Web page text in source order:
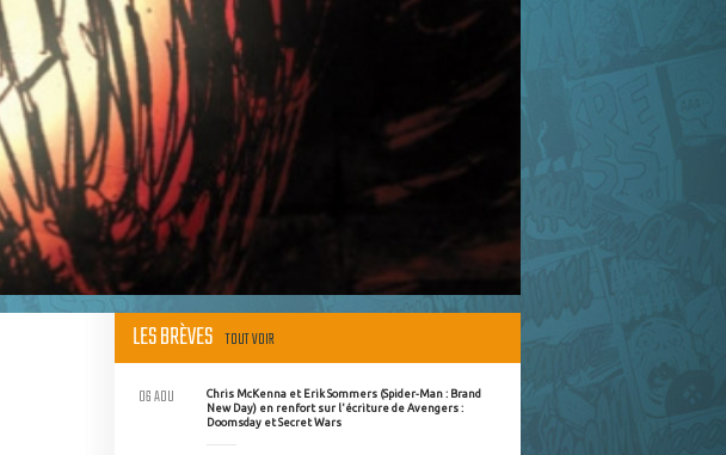
LES BRÈVES TOUT VOIR
Chris McKenna et Erik Sommers (Spider-Man : Brand
New Day) en renfort sur l'écriture de Avengers :
Doomsday et Secret Wars
06 AOU